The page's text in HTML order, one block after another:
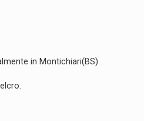
in Montichiari(BS).